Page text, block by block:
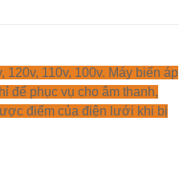
120v, 110v, 100v. Máy biến áp
để phục vụ cho âm thanh,
điểm của điện lưới khi bị